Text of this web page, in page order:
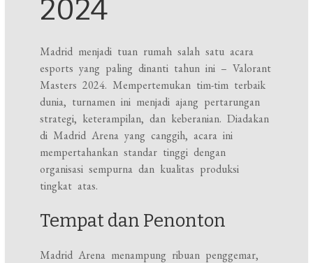
2024
Madrid menjadi tuan rumah salah satu acara
esports yang paling dinanti tahun ini – Valorant
Masters 2024. Mempertemukan tim-tim terbaik
dunia, turnamen ini menjadi ajang pertarungan
strategi, keterampilan, dan keberanian. Diadakan
di Madrid Arena yang canggih, acara ini
mempertahankan standar tinggi dengan
organisasi sempurna dan kualitas produksi
tingkat atas.
Tempat dan Penonton
Madrid Arena menampung ribuan penggemar,